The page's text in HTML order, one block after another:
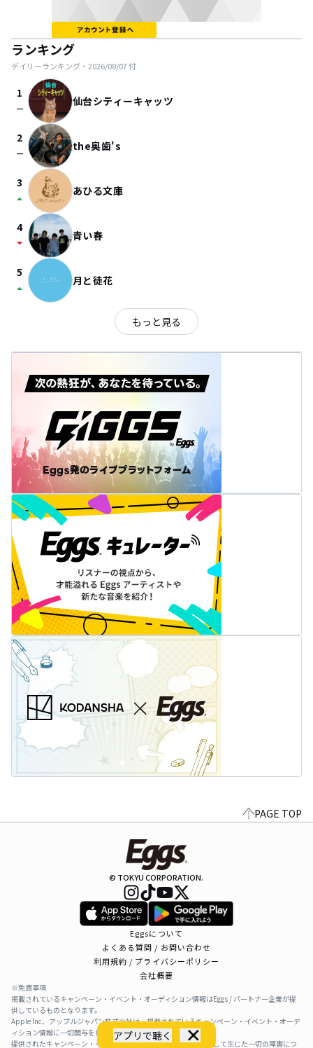
アプリで聴く
ランキング
デイリーランキング・ 2026/08/07付
1
check_indeterminate_small 仙台シティーキャッツ
2
check_indeterminate_small the奥歯's
3
arrow_drop_up あひる文庫
4
arrow_drop_down 青い春
5
arrow_drop_up 月と徒花
もっと見る
PAGE TOP
© TOKYU CORPORATION.
Eggsについて
よくある質問 / お問い合わせ
利用規約 / プライバシーポリシー
会社概要
※免責事項
掲載されているキャンペーン・イベント・オーディション情報はEggs / パートナー企業が提
供しているものとなります。
Apple Inc、アップルジャパン株式会社は、掲載されているキャンペーン・イベント・オーデ
ィション情報に一切関与をしておりません。
提供されたキャンペーン・イベント・オーディション情報を利用して生じた一切の障害につ